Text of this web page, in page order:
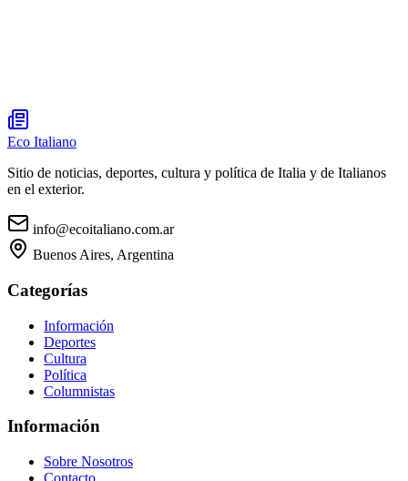
Eco Italiano
Sitio de noticias, deportes, cultura y política de Italia y de Italianos
en el exterior.
info@ecoitaliano.com.ar
Buenos Aires, Argentina
Categorías
Información
Deportes
Cultura
Política
Columnistas
Información
Sobre Nosotros